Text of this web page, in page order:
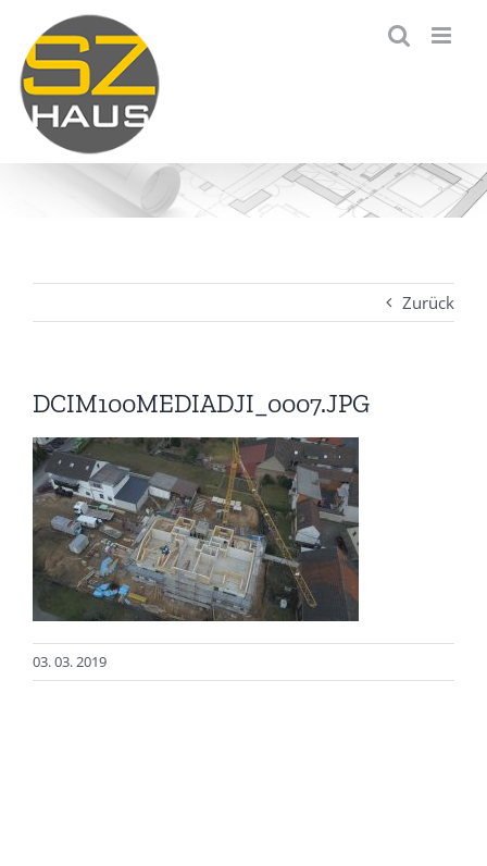
Inhalt
springen
Zurück
DCIM100MEDIADJI_0007.JPG
03. 03. 2019